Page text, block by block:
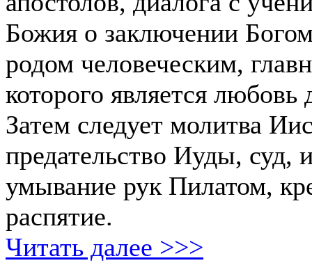
Божия о заключении
родом человеческим,
которого является любовь
Затем следует молитва
предательство Иуды, суд,
умывание рук Пилатом,
распятие.
Читать далее >>>